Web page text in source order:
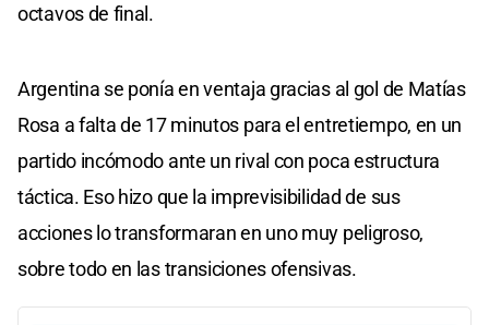
octavos de final.
Argentina se ponía en ventaja gracias al gol de Matías
Rosa a falta de 17 minutos para el entretiempo, en un
partido incómodo ante un rival con poca estructura
táctica. Eso hizo que la imprevisibilidad de sus
acciones lo transformaran en uno muy peligroso,
sobre todo en las transiciones ofensivas.